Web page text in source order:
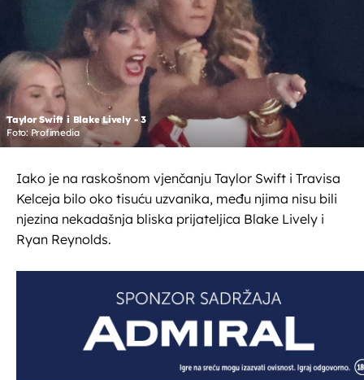
Taylor Swift i Blake Lively - 3
Foto: Profimedia
Iako je na raskošnom vjenčanju Taylor Swift i Travisa
Kelceja bilo oko tisuću uzvanika, među njima nisu bili
njezina nekadašnja bliska prijateljica Blake Lively i
Ryan Reynolds.